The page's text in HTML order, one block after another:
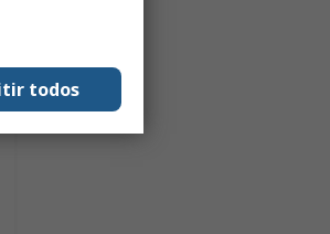
todos